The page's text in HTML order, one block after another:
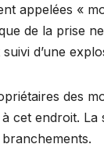
appelées «
de la prise
d’une
des
cet endroit.